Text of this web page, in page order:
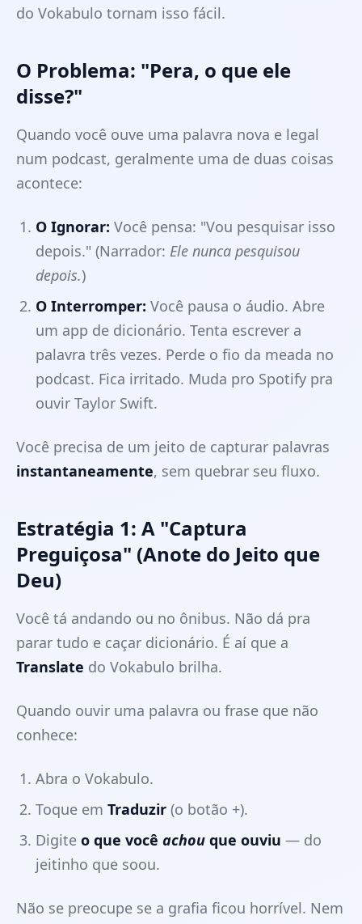
do Vokabulo tornam isso fácil.
O Problema: "Pera, o que ele
disse?"
Quando você ouve uma palavra nova e legal
num podcast, geralmente uma de duas coisas
acontece:
O Ignorar: Você pensa: "Vou pesquisar isso
depois." (Narrador: Ele nunca pesquisou
depois.)
O Interromper: Você pausa o áudio. Abre
um app de dicionário. Tenta escrever a
palavra três vezes. Perde o fio da meada no
podcast. Fica irritado. Muda pro Spotify pra
ouvir Taylor Swift.
Você precisa de um jeito de capturar palavras
instantaneamente, sem quebrar seu fluxo.
Estratégia 1: A "Captura
Preguiçosa" (Anote do Jeito que
Deu)
Você tá andando ou no ônibus. Não dá pra
parar tudo e caçar dicionário. É aí que a
Translate do Vokabulo brilha.
Quando ouvir uma palavra ou frase que não
conhece:
Abra o Vokabulo.
Toque em Traduzir (o botão +).
Digite o que você achou que ouviu — do
jeitinho que soou.
Não se preocupe se a grafia ficou horrível. Nem